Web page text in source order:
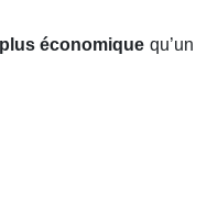
plus économique qu’un